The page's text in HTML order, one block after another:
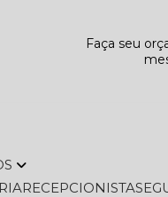
Faça seu
RECEPCIONISTA